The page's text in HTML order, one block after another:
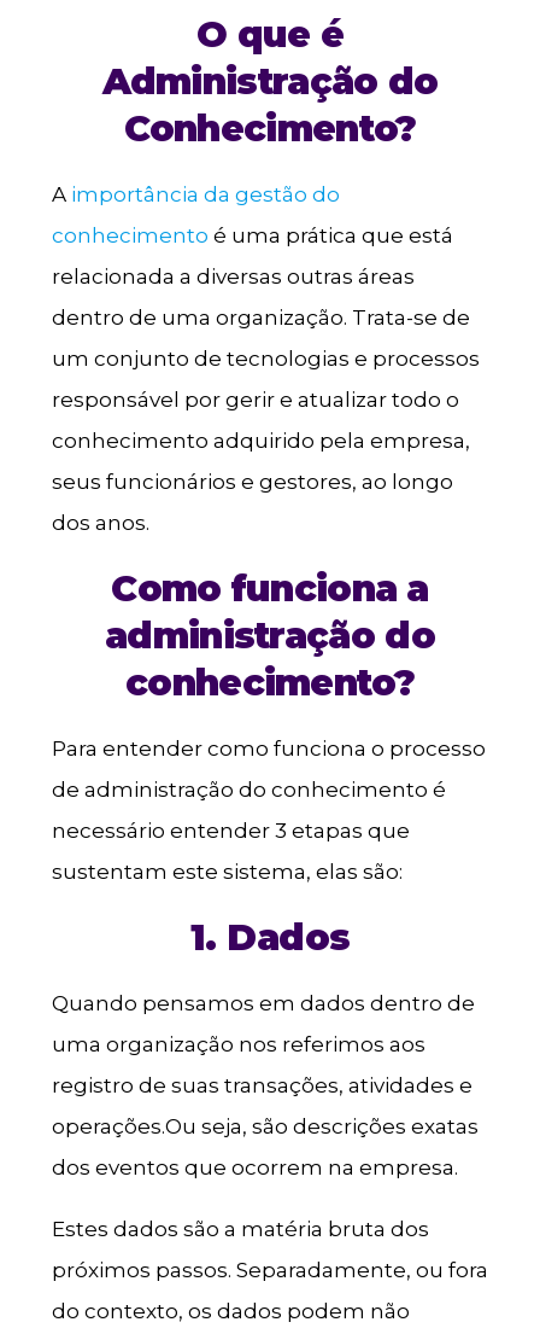
O que é
Administração do
Conhecimento?
A importância da gestão do
conhecimento é uma prática que está
relacionada a diversas outras áreas
dentro de uma organização. Trata-se de
um conjunto de tecnologias e processos
responsável por gerir e atualizar todo o
conhecimento adquirido pela empresa,
seus funcionários e gestores, ao longo
dos anos.
Como funciona a
administração do
conhecimento?
Para entender como funciona o processo
de administração do conhecimento é
necessário entender 3 etapas que
sustentam este sistema, elas são:
1. Dados
Quando pensamos em dados dentro de
uma organização nos referimos aos
registro de suas transações, atividades e
operações.Ou seja, são descrições exatas
dos eventos que ocorrem na empresa.
Estes dados são a matéria bruta dos
próximos passos. Separadamente, ou fora
do contexto, os dados podem não